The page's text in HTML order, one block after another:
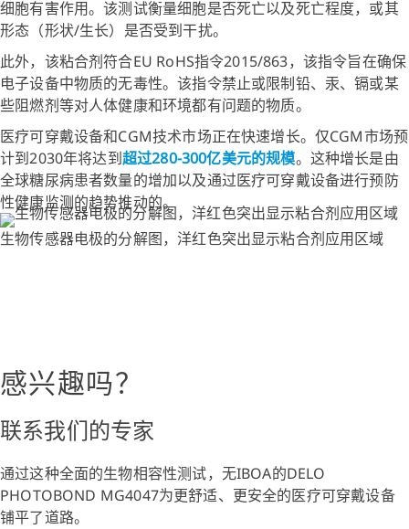
细胞有害作用。该测试衡量细胞是否死亡以及死亡程度，或其
形态（形状/生长）是否受到干扰。
此外，该粘合剂符合EU RoHS指令2015/863，该指令旨在确保
电子设备中物质的无毒性。该指令禁止或限制铅、汞、镉或某
些阻燃剂等对人体健康和环境都有问题的物质。
医疗可穿戴设备和CGM技术市场正在快速增长。仅CGM市场预
计到2030年将达到超过280-300亿美元的规模。这种增长是由
全球糖尿病患者数量的增加以及通过医疗可穿戴设备进行预防
性健康监测的趋势推动的。
生物传感器电极的分解图，洋红色突出显示粘合剂应用区域
感兴趣吗？
联系我们的专家
通过这种全面的生物相容性测试，无IBOA的DELO
PHOTOBOND MG4047为更舒适、更安全的医疗可穿戴设备
铺平了道路。